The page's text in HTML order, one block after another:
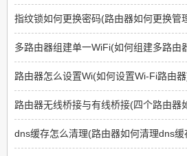
指纹锁如何更换密码(路由器如何更换管
多路由器组建单一WiFi(如何组建多路由
路由器怎么设置Wi(如何设置Wi-Fi路由
路由器无线桥接与有线桥接(四个路由器
dns缓存怎么清理(路由器如何清理dns缓